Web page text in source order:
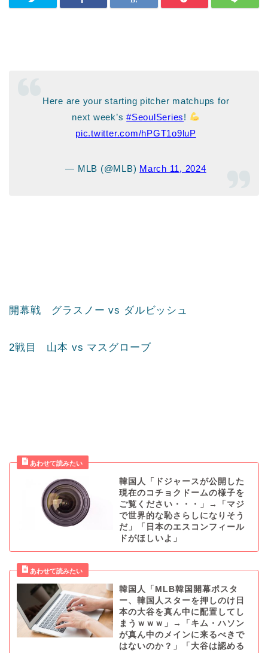
Here are your starting pitcher matchups for
next week’s#SeoulSeries!
pic.twitter.com/hPGT1o9luP
— MLB (@MLB) March 11, 2024
開幕戦 グラスノー vs ダルビッシュ
2戦目 山本 vs マスグローブ
韓国人「ドジャースが公開した
現在のコチョクドームの様子を
ご覧ください・・・」→「マジ
で世界的な恥さらしになりそう
だ」「日本のエスコンフィール
ドがほしいよ」
韓国人「MLB韓国開幕ポスタ
ー、韓国人スターを押しのけ日
本の大谷を真ん中に配置してし
まうｗｗｗ」→「キム・ハソン
が真ん中のメインに来るべきで
はないのか？」「大谷は認める